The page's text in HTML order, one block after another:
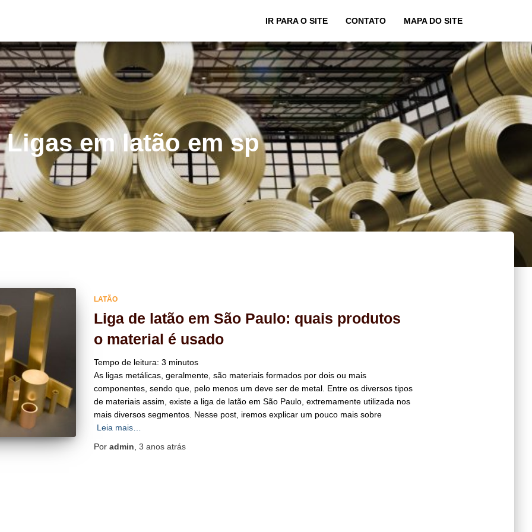
IR PARA O SITE CONTATO MAPA DO SITE
Ligas em latão em sp
LATÃO
Liga de latão em São Paulo: quais produtos
o material é usado
Tempo de leitura: 3 minutos
As ligas metálicas, geralmente, são materiais formados por dois ou mais
componentes, sendo que, pelo menos um deve ser de metal. Entre os diversos tipos
de materiais assim, existe a liga de latão em São Paulo, extremamente utilizada nos
mais diversos segmentos. Nesse post, iremos explicar um pouco mais sobre
Leia mais…
Por admin 3 anosatrás